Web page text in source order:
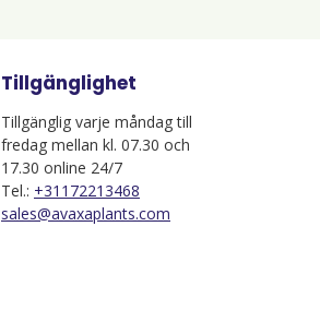
Tillgänglighet
Tillgänglig varje måndag till
fredag mellan kl. 07.30 och
17.30 online 24/7
Tel.: +31172213468
sales@avaxaplants.com